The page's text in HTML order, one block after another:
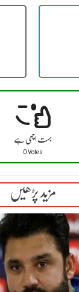
بہت اچھی ہے
0 Votes
مزید پڑھیں